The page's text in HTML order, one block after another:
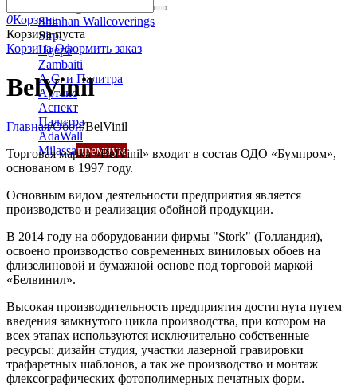
Shinhan Wallcoverings
Sirpi
Ugepa
Zambaiti
А.С. и Палитра
Артекс
Аспект
Палитра
AdaWall
Milassaпремиум
0Корзина
Корзина пуста
Корзина Оформить заказ
BelVinil
Главная/Обои/BelVinil
Торговая марка «BelVinil» входит в состав ОДО «Бумпром»,
основаном в 1997 году.
Основным видом деятельности предприятия является
производство и реализация обойной продукции.
В 2014 году на оборудовании фирмы "Stork" (Голландия),
освоено производство современных виниловых обоев на
флизелиновой и бумажной основе под торговой маркой
«Белвинил».
Высокая производительность предприятия достигнута путем
введения замкнутого цикла производства, при котором на
всех этапах используются исключительно собственные
ресурсы: дизайн студия, участки лазерной гравировки
трафаретных шаблонов, а так же производство и монтаж
флексографических фотополимерных печатных форм.